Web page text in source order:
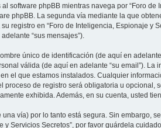
software phpBB mientras navega por “Foro
phpBB. La segunda vía mediante la que
registro en “Foro de Inteligencia, Espionaje
“sus mensajes”).
único de identificación (de aquí en
válida (de aquí en adelante “su email”).
el que estamos instalados. Cualquier
proceso de registro será obligatoria u
exhibida. Además, en su cuenta, usted
vía) por lo tanto está segura. Sin embargo,
y Servicios Secretos”, por favor guárdela